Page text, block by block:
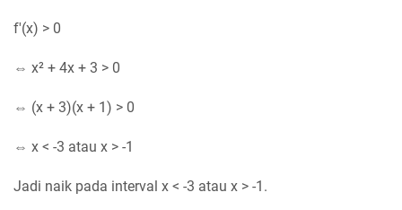
f'(x) > 0
⇔ x² + 4x + 3 > 0
⇔ (x + 3)(x + 1) > 0
⇔ x < -3 atau x > -1
Jadi naik pada interval x < -3 atau x > -1.